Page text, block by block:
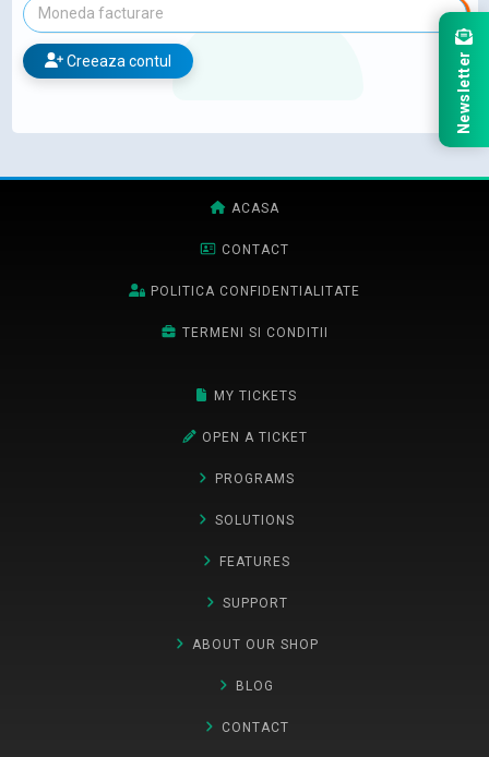
Moneda facturare
Creeaza contul
ACASA
CONTACT
POLITICA CONFIDENTIALITATE
TERMENI SI CONDITII
MY TICKETS
OPEN A TICKET
PROGRAMS
SOLUTIONS
FEATURES
SUPPORT
ABOUT OUR SHOP
BLOG
CONTACT
Newsletter